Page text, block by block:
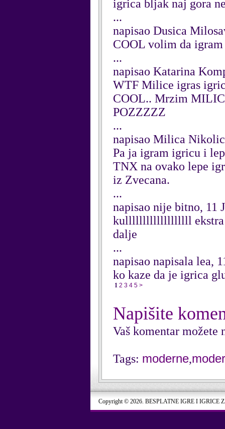
igrica bljak naj gora
...
napisao Dusica
COOL volim da
...
napisao Katarina
WTF Milice igras
COOL.. Mrzim
POZZZZZ
...
napisao Milica
Pa ja igram igricu i
TNX na ovako lepe
iz Zvecana.
...
napisao nije bitno, 11
kulllllllllllllllllll ekstra
dalje
...
napisao napisala lea,
ko kaze da je igrica
1 2 3 4 5 >
Napišite
Vaš komentar možete
Tags: moderne,
Copyright © 2026. BESPLATNE IGRE I IGRICE